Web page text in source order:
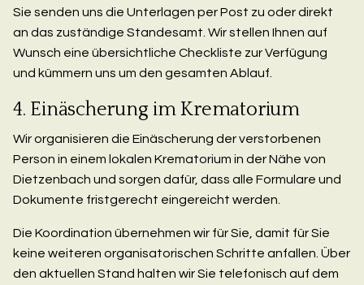
Sie senden uns die Unterlagen per Post zu oder direkt
an das zuständige Standesamt. Wir stellen Ihnen auf
Wunsch eine übersichtliche Checkliste zur Verfügung
und kümmern uns um den gesamten Ablauf.
4. Einäscherung im Krematorium
Wir organisieren die Einäscherung der verstorbenen
Person in einem lokalen Krematorium in der Nähe von
Dietzenbach und sorgen dafür, dass alle Formulare und
Dokumente fristgerecht eingereicht werden.
Die Koordination übernehmen wir für Sie, damit für Sie
keine weiteren organisatorischen Schritte anfallen. Über
den aktuellen Stand halten wir Sie telefonisch auf dem